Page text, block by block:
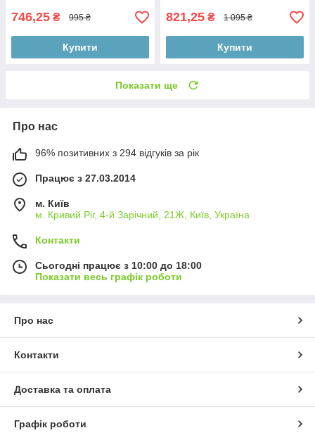
746,25 ₴ 995 ₴
Купити
821,25 ₴ 1 095 ₴
Купити
Показати ще
Про нас
96% позитивних з 294 відгуків за рік
Працює з 27.03.2014
м. Київ
м. Кривий Ріг, 4-й Зарічний, 21Ж, Київ, Україна
Контакти
Сьогодні працює з 10:00 до 18:00
Показати весь графік роботи
Про нас
Контакти
Доставка та оплата
Графік роботи